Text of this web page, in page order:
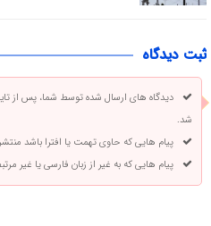
ثبت دیدگاه
دیدگاه های ارسال شده توسط شما، پس از
شد.
پیام هایی که حاوی تهمت یا افترا باشد
پیام هایی که به غیر از زبان فارسی یا غیر